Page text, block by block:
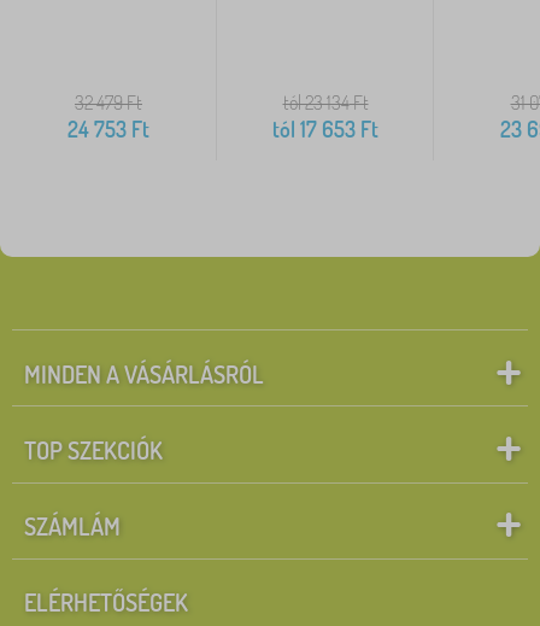
32 479Ft
24 753 Ft
tól 23 134Ft
tól 17 653 Ft
31
23
MINDEN A VÁSÁRLÁSRÓL
TOP SZEKCIÓK
SZÁMLÁM
ELÉRHETŐSÉGEK